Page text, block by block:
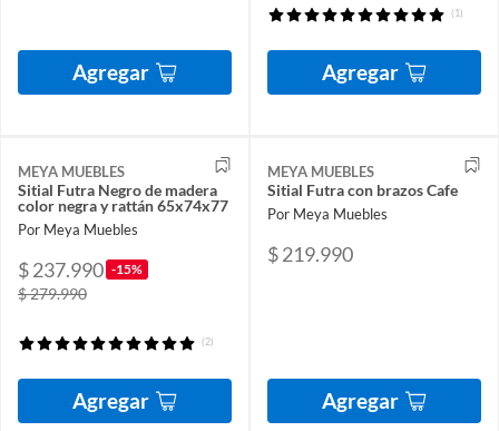
Agregar
(1)
Agregar
MEYA MUEBLES
Sitial Futra Negro de madera
color negra y rattán 65x74x77
Por Meya Muebles
$ 237.990 -15%
$ 279.990
(2)
Agregar
MEYA MUEBLES
Sitial Futra con brazos Cafe
Por Meya Muebles
$ 219.990
Agregar